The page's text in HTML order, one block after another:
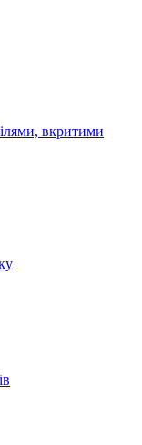
вкритими